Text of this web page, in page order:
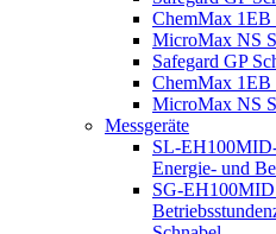
ChemMax 1EB
MicroMax NS
Safegard GP
ChemMax 1EB
MicroMax NS
Messgeräte
SL-
Energie- und
SG-EH100MID